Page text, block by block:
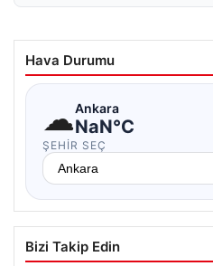
Hava Durumu
☁Ankara
NaN°C
ŞEHIR SEÇ
Bizi Takip Edin